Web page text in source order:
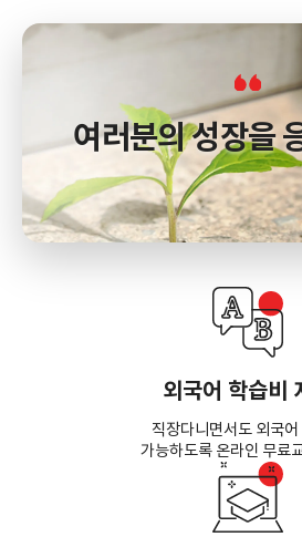
여러분의 성장을
외국어 학습비
직장다니면서도 외국
가능하도록 온라인 무료